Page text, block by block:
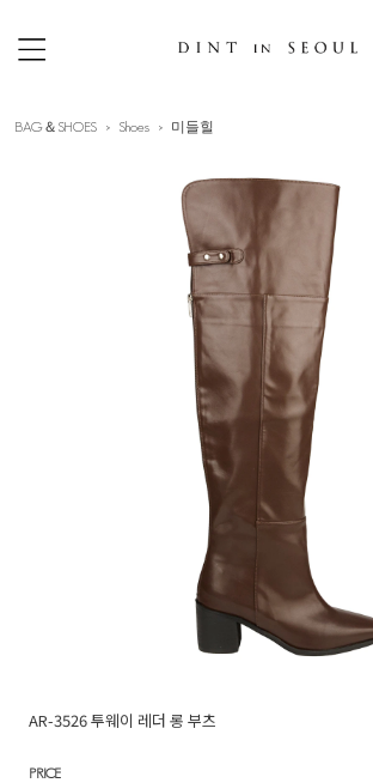
BAG＆SHOES Shoes 미들힐
AR-3526 투웨이 레더 롱 부츠
PRICE